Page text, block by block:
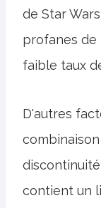
de Star
profanes de
faible taux
D'autres
contient un